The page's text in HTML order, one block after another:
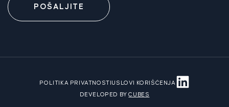
POŠALJITE
POLITIKA PRIVATNOSTI USLOVI KORIŠĆENJA
DEVELOPED BYCUBES